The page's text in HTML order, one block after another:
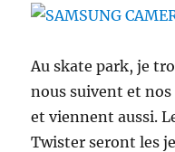
Au skate park, je
nous suivent et
et viennent aussi.
Twister seront les